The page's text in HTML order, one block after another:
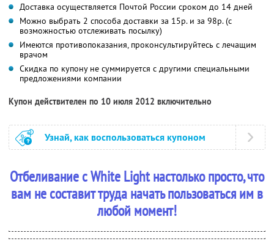
Доставка осуществляется Почтой России сроком до 14 дней
Можно выбрать 2 способа доставки за 15р. и за 98р. (с
возможностью отслеживать посылку)
Имеются противопоказания, проконсультируйтесь с лечащим
врачом
Скидка по купону не суммируется с другими специальными
предложениями компании
Купон действителен по 10 июля 2012 включительно
Узнай, как воспользоваться купоном
Отбеливание с White Light настолько просто, что
вам не составит труда начать пользоваться им в
любой момент!